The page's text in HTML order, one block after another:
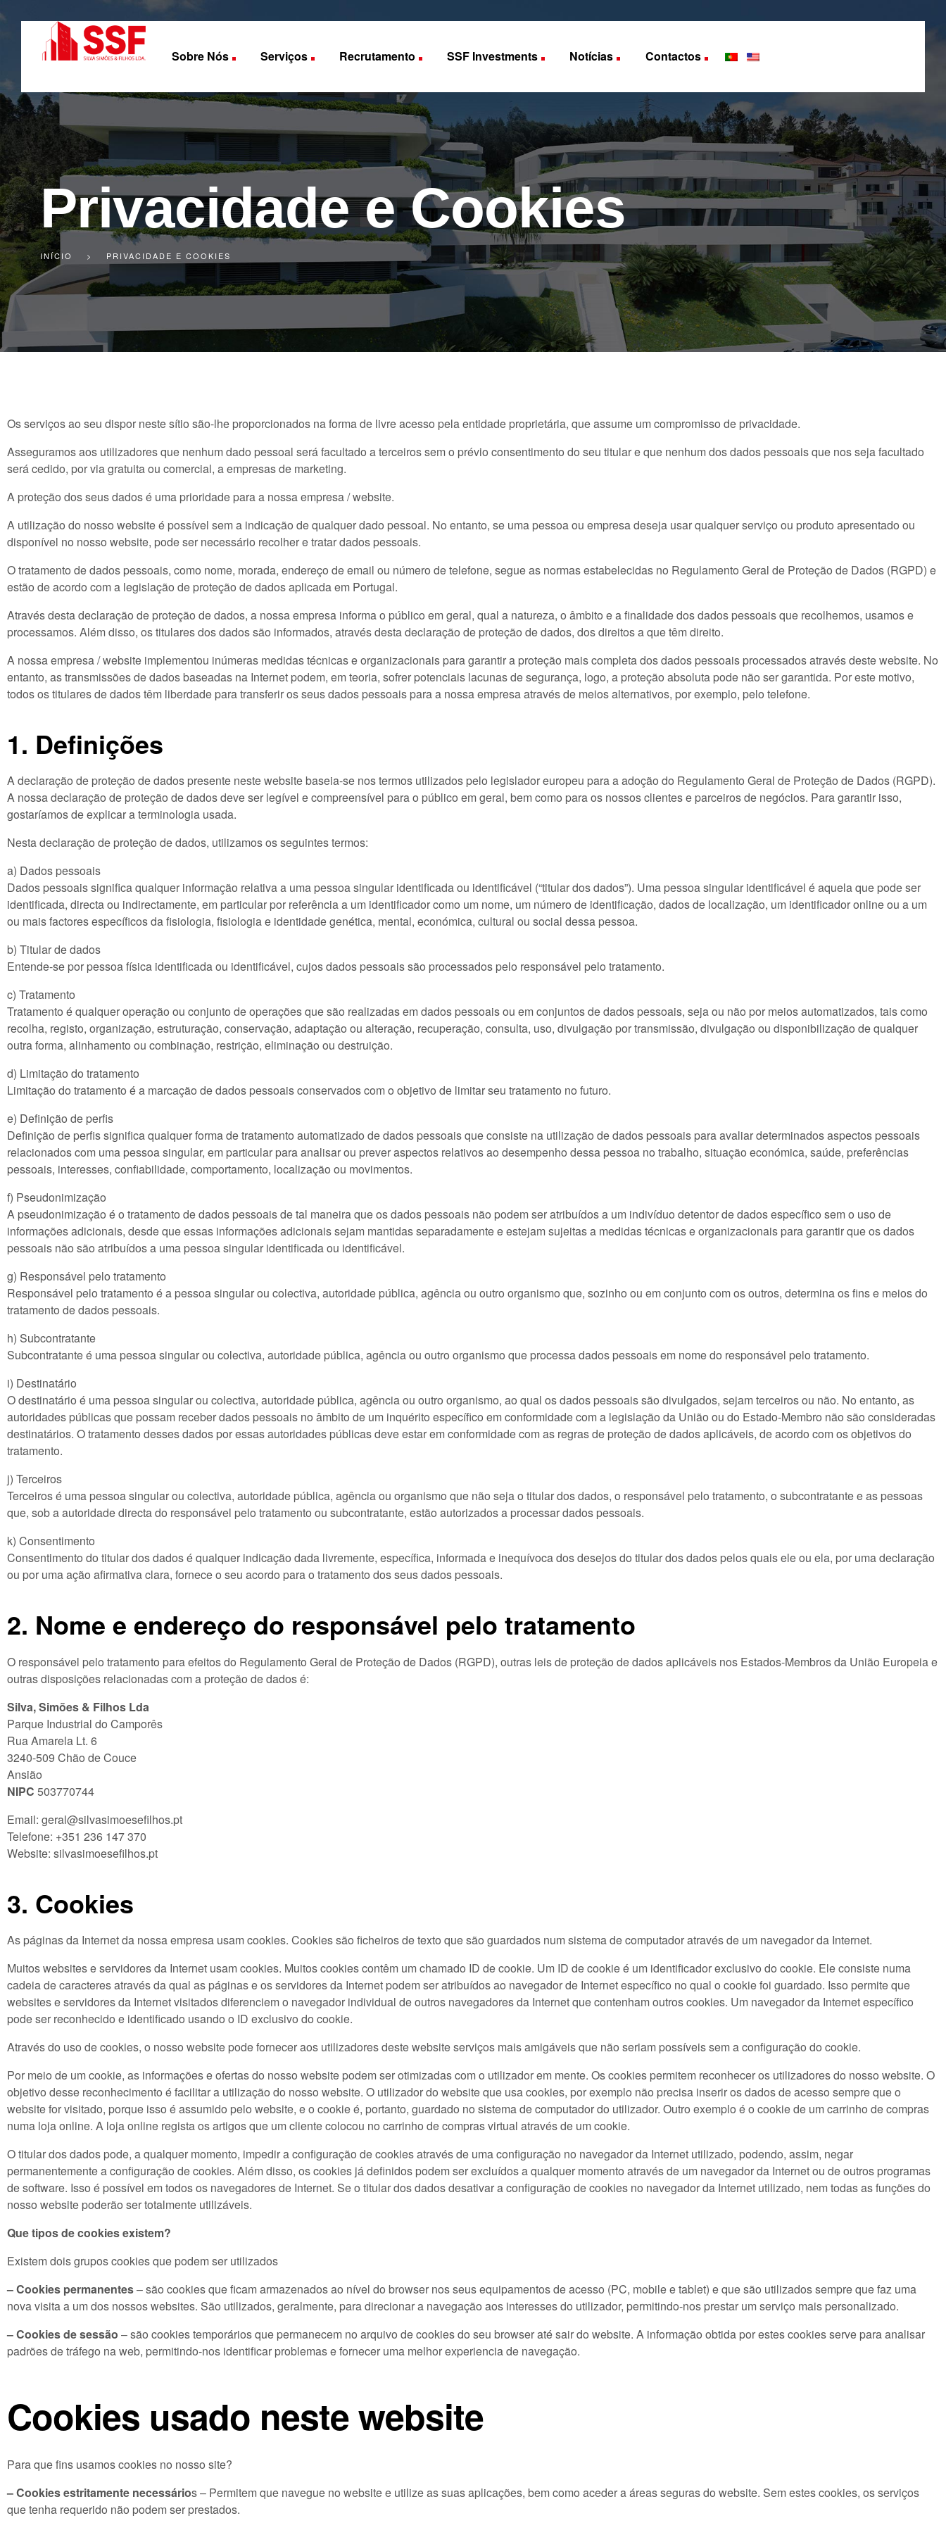
Sobre Nós Serviços Recrutamento SSF Investments Notícias Contactos
Privacidade e Cookies
INÍCIO > PRIVACIDADE E COOKIES
Os serviços ao seu dispor neste sítio são-lhe proporcionados na forma de livre acesso pela entidade proprietária, que assume um compromisso de privacidade.
Asseguramos aos utilizadores que nenhum dado pessoal será facultado a terceiros sem o prévio consentimento do seu titular e que nenhum dos dados pessoais que nos seja facultado
será cedido, por via gratuita ou comercial, a empresas de marketing.
A proteção dos seus dados é uma prioridade para a nossa empresa / website.
A utilização do nosso website é possível sem a indicação de qualquer dado pessoal. No entanto, se uma pessoa ou empresa deseja usar qualquer serviço ou produto apresentado ou
disponível no nosso website, pode ser necessário recolher e tratar dados pessoais.
O tratamento de dados pessoais, como nome, morada, endereço de email ou número de telefone, segue as normas estabelecidas no Regulamento Geral de Proteção de Dados (RGPD) e
estão de acordo com a legislação de proteção de dados aplicada em Portugal.
Através desta declaração de proteção de dados, a nossa empresa informa o público em geral, qual a natureza, o âmbito e a finalidade dos dados pessoais que recolhemos, usamos e
processamos. Além disso, os titulares dos dados são informados, através desta declaração de proteção de dados, dos direitos a que têm direito.
A nossa empresa / website implementou inúmeras medidas técnicas e organizacionais para garantir a proteção mais completa dos dados pessoais processados através deste website. No
entanto, as transmissões de dados baseadas na Internet podem, em teoria, sofrer potenciais lacunas de segurança, logo, a proteção absoluta pode não ser garantida. Por este motivo,
todos os titulares de dados têm liberdade para transferir os seus dados pessoais para a nossa empresa através de meios alternativos, por exemplo, pelo telefone.
1. Definições
A declaração de proteção de dados presente neste website baseia-se nos termos utilizados pelo legislador europeu para a adoção do Regulamento Geral de Proteção de Dados (RGPD).
A nossa declaração de proteção de dados deve ser legível e compreensível para o público em geral, bem como para os nossos clientes e parceiros de negócios. Para garantir isso,
gostaríamos de explicar a terminologia usada.
Nesta declaração de proteção de dados, utilizamos os seguintes termos:
a) Dados pessoais
Dados pessoais significa qualquer informação relativa a uma pessoa singular identificada ou identificável (“titular dos dados”). Uma pessoa singular identificável é aquela que pode ser
identificada, directa ou indirectamente, em particular por referência a um identificador como um nome, um número de identificação, dados de localização, um identificador online ou a um
ou mais factores específicos da fisiologia, fisiologia e identidade genética, mental, económica, cultural ou social dessa pessoa.
b) Titular de dados
Entende-se por pessoa física identificada ou identificável, cujos dados pessoais são processados pelo responsável pelo tratamento.
c) Tratamento
Tratamento é qualquer operação ou conjunto de operações que são realizadas em dados pessoais ou em conjuntos de dados pessoais, seja ou não por meios automatizados, tais como
recolha, registo, organização, estruturação, conservação, adaptação ou alteração, recuperação, consulta, uso, divulgação por transmissão, divulgação ou disponibilização de qualquer
outra forma, alinhamento ou combinação, restrição, eliminação ou destruição.
d) Limitação do tratamento
Limitação do tratamento é a marcação de dados pessoais conservados com o objetivo de limitar seu tratamento no futuro.
e) Definição de perfis
Definição de perfis significa qualquer forma de tratamento automatizado de dados pessoais que consiste na utilização de dados pessoais para avaliar determinados aspectos pessoais
relacionados com uma pessoa singular, em particular para analisar ou prever aspectos relativos ao desempenho dessa pessoa no trabalho, situação económica, saúde, preferências
pessoais, interesses, confiabilidade, comportamento, localização ou movimentos.
f) Pseudonimização
A pseudonimização é o tratamento de dados pessoais de tal maneira que os dados pessoais não podem ser atribuídos a um indivíduo detentor de dados específico sem o uso de
informações adicionais, desde que essas informações adicionais sejam mantidas separadamente e estejam sujeitas a medidas técnicas e organizacionais para garantir que os dados
pessoais não são atribuídos a uma pessoa singular identificada ou identificável.
g) Responsável pelo tratamento
Responsável pelo tratamento é a pessoa singular ou colectiva, autoridade pública, agência ou outro organismo que, sozinho ou em conjunto com os outros, determina os fins e meios do
tratamento de dados pessoais.
h) Subcontratante
Subcontratante é uma pessoa singular ou colectiva, autoridade pública, agência ou outro organismo que processa dados pessoais em nome do responsável pelo tratamento.
i) Destinatário
O destinatário é uma pessoa singular ou colectiva, autoridade pública, agência ou outro organismo, ao qual os dados pessoais são divulgados, sejam terceiros ou não. No entanto, as
autoridades públicas que possam receber dados pessoais no âmbito de um inquérito específico em conformidade com a legislação da União ou do Estado-Membro não são consideradas
destinatários. O tratamento desses dados por essas autoridades públicas deve estar em conformidade com as regras de proteção de dados aplicáveis, de acordo com os objetivos do
tratamento.
j) Terceiros
Terceiros é uma pessoa singular ou colectiva, autoridade pública, agência ou organismo que não seja o titular dos dados, o responsável pelo tratamento, o subcontratante e as pessoas
que, sob a autoridade directa do responsável pelo tratamento ou subcontratante, estão autorizados a processar dados pessoais.
k) Consentimento
Consentimento do titular dos dados é qualquer indicação dada livremente, específica, informada e inequívoca dos desejos do titular dos dados pelos quais ele ou ela, por uma declaração
ou por uma ação afirmativa clara, fornece o seu acordo para o tratamento dos seus dados pessoais.
2. Nome e endereço do responsável pelo tratamento
O responsável pelo tratamento para efeitos do Regulamento Geral de Proteção de Dados (RGPD), outras leis de proteção de dados aplicáveis nos Estados-Membros da União Europeia e
outras disposições relacionadas com a proteção de dados é:
Silva, Simões & Filhos Lda
Parque Industrial do Camporês
Rua Amarela Lt. 6
3240-509 Chão de Couce
Ansião
NIPC 503770744
Email: geral@silvasimoesefilhos.pt
Telefone: +351 236 147 370
Website: silvasimoesefilhos.pt
3. Cookies
As páginas da Internet da nossa empresa usam cookies. Cookies são ficheiros de texto que são guardados num sistema de computador através de um navegador da Internet.
Muitos websites e servidores da Internet usam cookies. Muitos cookies contêm um chamado ID de cookie. Um ID de cookie é um identificador exclusivo do cookie. Ele consiste numa
cadeia de caracteres através da qual as páginas e os servidores da Internet podem ser atribuídos ao navegador de Internet específico no qual o cookie foi guardado. Isso permite que
websites e servidores da Internet visitados diferenciem o navegador individual de outros navegadores da Internet que contenham outros cookies. Um navegador da Internet específico
pode ser reconhecido e identificado usando o ID exclusivo do cookie.
Através do uso de cookies, o nosso website pode fornecer aos utilizadores deste website serviços mais amigáveis que não seriam possíveis sem a configuração do cookie.
Por meio de um cookie, as informações e ofertas do nosso website podem ser otimizadas com o utilizador em mente. Os cookies permitem reconhecer os utilizadores do nosso website. O
objetivo desse reconhecimento é facilitar a utilização do nosso website. O utilizador do website que usa cookies, por exemplo não precisa inserir os dados de acesso sempre que o
website for visitado, porque isso é assumido pelo website, e o cookie é, portanto, guardado no sistema de computador do utilizador. Outro exemplo é o cookie de um carrinho de compras
numa loja online. A loja online regista os artigos que um cliente colocou no carrinho de compras virtual através de um cookie.
O titular dos dados pode, a qualquer momento, impedir a configuração de cookies através de uma configuração no navegador da Internet utilizado, podendo, assim, negar
permanentemente a configuração de cookies. Além disso, os cookies já definidos podem ser excluídos a qualquer momento através de um navegador da Internet ou de outros programas
de software. Isso é possível em todos os navegadores de Internet. Se o titular dos dados desativar a configuração de cookies no navegador da Internet utilizado, nem todas as funções do
nosso website poderão ser totalmente utilizáveis.
Que tipos de cookies existem?
Existem dois grupos cookies que podem ser utilizados
– Cookies permanentes– são cookies que ficam armazenados ao nível do browser nos seus equipamentos de acesso (PC, mobile e tablet) e que são utilizados sempre que faz uma
nova visita a um dos nossos websites. São utilizados, geralmente, para direcionar a navegação aos interesses do utilizador, permitindo-nos prestar um serviço mais personalizado.
– Cookies de sessão – são cookies temporários que permanecem no arquivo de cookies do seu browser até sair do website. A informação obtida por estes cookies serve para analisar
padrões de tráfego na web, permitindo-nos identificar problemas e fornecer uma melhor experiencia de navegação.
Cookies usado neste website
Para que fins usamos cookies no nosso site?
– Cookies estritamente necessários – Permitem que navegue no website e utilize as suas aplicações, bem como aceder a áreas seguras do website. Sem estes cookies, os serviços
que tenha requerido não podem ser prestados.